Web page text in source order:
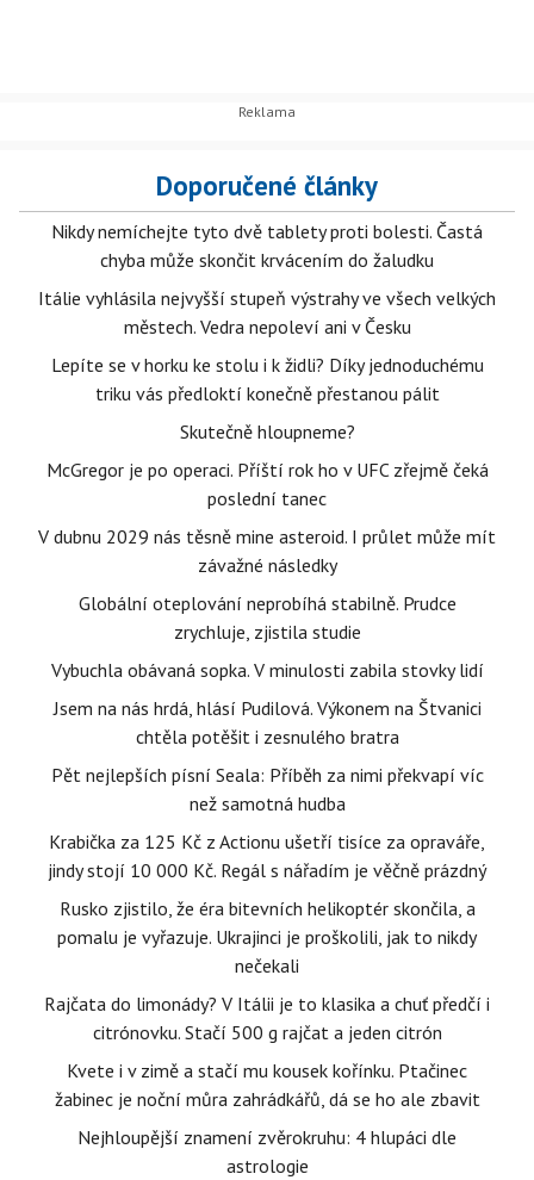
Doporučené články
Nikdy nemíchejte tyto dvě tablety proti bolesti. Častá
chyba může skončit krvácením do žaludku
Itálie vyhlásila nejvyšší stupeň výstrahy ve všech velkých
městech. Vedra nepoleví ani v Česku
Lepíte se v horku ke stolu i k židli? Díky jednoduchému
triku vás předloktí konečně přestanou pálit
Skutečně hloupneme?
McGregor je po operaci. Příští rok ho v UFC zřejmě čeká
poslední tanec
V dubnu 2029 nás těsně mine asteroid. I průlet může mít
závažné následky
Globální oteplování neprobíhá stabilně. Prudce
zrychluje, zjistila studie
Vybuchla obávaná sopka. V minulosti zabila stovky lidí
Jsem na nás hrdá, hlásí Pudilová. Výkonem na Štvanici
chtěla potěšit i zesnulého bratra
Pět nejlepších písní Seala: Příběh za nimi překvapí víc
než samotná hudba
Krabička za 125 Kč z Actionu ušetří tisíce za opraváře,
jindy stojí 10 000 Kč. Regál s nářadím je věčně prázdný
Rusko zjistilo, že éra bitevních helikoptér skončila, a
pomalu je vyřazuje. Ukrajinci je proškolili, jak to nikdy
nečekali
Rajčata do limonády? V Itálii je to klasika a chuť předčí i
citrónovku. Stačí 500 g rajčat a jeden citrón
Kvete i v zimě a stačí mu kousek kořínku. Ptačinec
žabinec je noční můra zahrádkářů, dá se ho ale zbavit
Nejhloupější znamení zvěrokruhu: 4 hlupáci dle
astrologie